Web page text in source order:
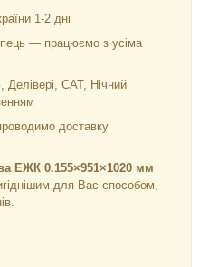
1-2 дні
— працюємо з усіма
САТ, Нічний
доставку
ЕЖК 0.155×951×1020 мм
для Вас способом,